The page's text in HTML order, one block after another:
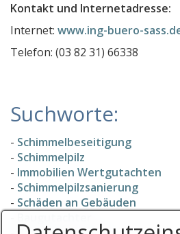
Sachverständigenbüro
Goldschmiede Stratmann
SV Büro Franjo Antolovic
IDT
Steinbüro Weber
SV-Büro Lindemann-Engberg
Sachverständigenbüro für
IGL-Berlin
Kontakt und Internetadresse:
Internet: www.ing-buero-
Telefon: (03 82 31) 66338
Suchworte:
- Schimmelbeseitigung
- Schimmelpilz
- Immobilien Wertgutachten
- Schimmelpilzsanierung
- Schäden an Gebäuden